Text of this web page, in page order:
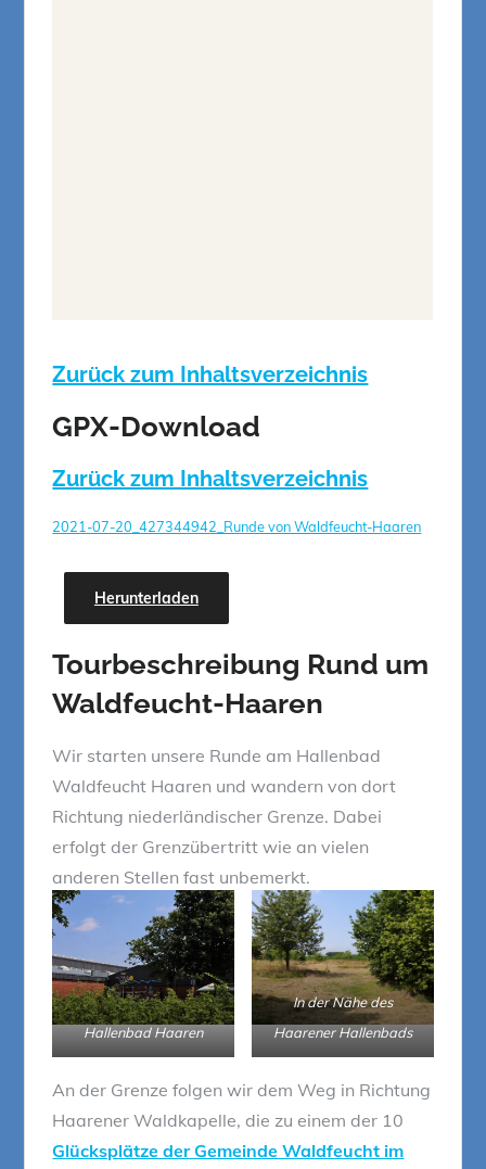
Zurück zum Inhaltsverzeichnis
GPX-Download
Zurück zum Inhaltsverzeichnis
2021-07-20_427344942_Runde von Waldfeucht-Haaren
Herunterladen
Tourbeschreibung Rund um
Waldfeucht-Haaren
Wir starten unsere Runde am Hallenbad
Waldfeucht Haaren und wandern von dort
Richtung niederländischer Grenze. Dabei
erfolgt der Grenzübertritt wie an vielen
anderen Stellen fast unbemerkt.
Hallenbad Haaren
In der Nähe des
Haarener Hallenbads
An der Grenze folgen wir dem Weg in Richtung
Haarener Waldkapelle, die zu einem der 10
Glücksplätze der Gemeinde Waldfeucht im